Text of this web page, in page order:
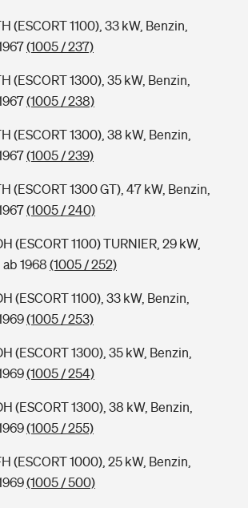
(ESCORT 1100), 33 kW, Benzin,
(1005 / 237)
(ESCORT 1300), 35 kW, Benzin,
(1005 / 238)
(ESCORT 1300), 38 kW, Benzin,
(1005 / 239)
(ESCORT 1300 GT), 47 kW, Benzin,
(1005 / 240)
(ESCORT 1100) TURNIER, 29 kW,
1968 (1005 / 252)
(ESCORT 1100), 33 kW, Benzin,
(1005 / 253)
(ESCORT 1300), 35 kW, Benzin,
(1005 / 254)
(ESCORT 1300), 38 kW, Benzin,
(1005 / 255)
(ESCORT 1000), 25 kW, Benzin,
(1005 / 500)